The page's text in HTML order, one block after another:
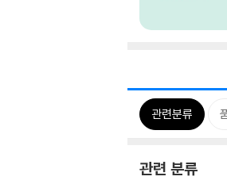
관련분류
관련 분류